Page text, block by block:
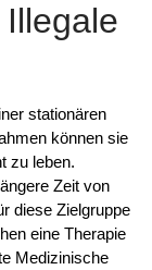
stationären
können sie
zu leben.
Zeit von
diese Zielgruppe
eine Therapie
Medizinische